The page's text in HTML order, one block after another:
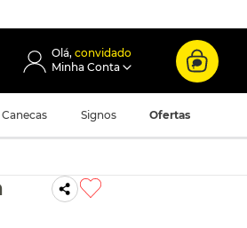
convidado
Signos Ofertas